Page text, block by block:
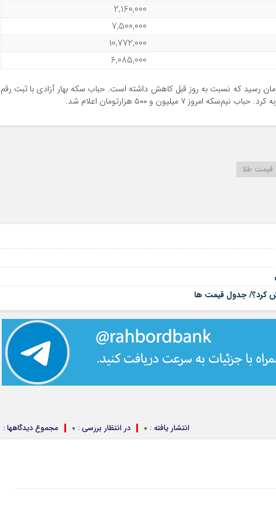
۲,۱۶۰,۰۰۰
۷,۵۰۰,۰۰۰
۱۰,۷۷۲,۰۰۰
۶,۰۸۵,۰۰۰
امروز به ۷ میلیون و ۱۵ هزار تومان رسید که نسبت به روز قبل کاهش داشته است. حباب سکه بهار آزادی با ثبت رقم
قیمت طلا
مجموع دیدگاهها : 0 در انتظار بررسی : 0 انتشار یافته : 0